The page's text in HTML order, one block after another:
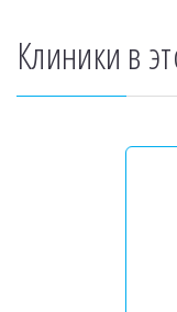
Клиники в